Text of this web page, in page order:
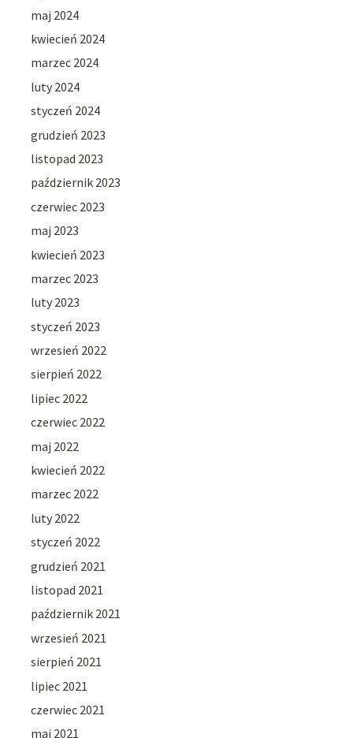
maj 2024
kwiecień 2024
marzec 2024
luty 2024
styczeń 2024
grudzień 2023
listopad 2023
październik 2023
czerwiec 2023
maj 2023
kwiecień 2023
marzec 2023
luty 2023
styczeń 2023
wrzesień 2022
sierpień 2022
lipiec 2022
czerwiec 2022
maj 2022
kwiecień 2022
marzec 2022
luty 2022
styczeń 2022
grudzień 2021
listopad 2021
październik 2021
wrzesień 2021
sierpień 2021
lipiec 2021
czerwiec 2021
maj 2021